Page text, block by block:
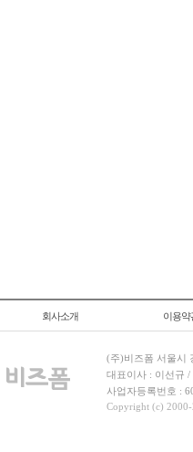
회사소개 이용약
(주)비즈폼 서울시
대표이사 : 이선규 /
사업자등록번호 :
Copyright (c)